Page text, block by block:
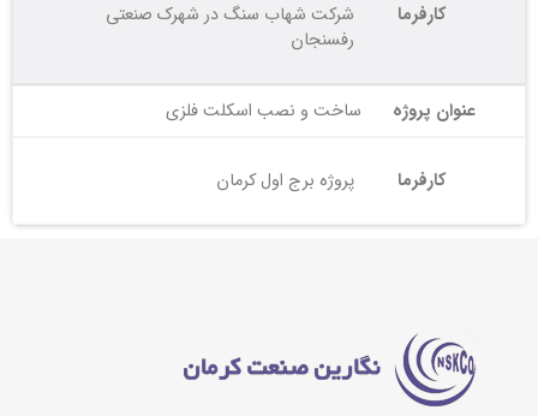
کارفرما
شرکت شهاب سنگ در شهرک صنعتی
رفسنجان
عنوان پروژه ساخت و نصب اسکلت فلزی
کارفرما پروژه برج اول کرمان